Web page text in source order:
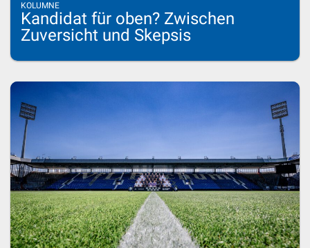
KOLUMNE
Kandidat für oben? Zwischen
Zuversicht und Skepsis